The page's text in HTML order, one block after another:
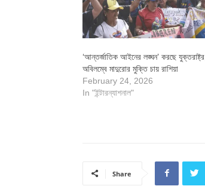
‘আন্তর্জাতিক আইনের লঙ্ঘন’ করছে যুক্তরাষ্ট্র,
অবিলম্বে মাদুরোর মুক্তি চায় রাশিয়া
February 24, 2026
In "ইন্টারন্যাশনাল"
Share